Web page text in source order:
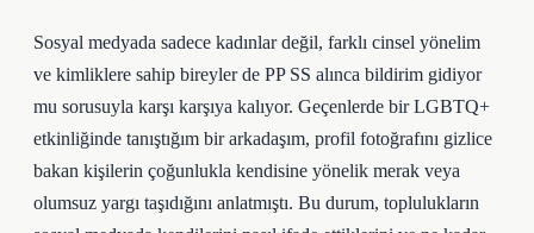
Sosyal medyada sadece kadınlar değil, farklı cinsel yönelim
ve kimliklere sahip bireyler de PP SS alınca bildirim gidiyor
mu sorusuyla karşı karşıya kalıyor. Geçenlerde bir LGBTQ+
etkinliğinde tanıştığım bir arkadaşım, profil fotoğrafını gizlice
bakan kişilerin çoğunlukla kendisine yönelik merak veya
olumsuz yargı taşıdığını anlatmıştı. Bu durum, toplulukların